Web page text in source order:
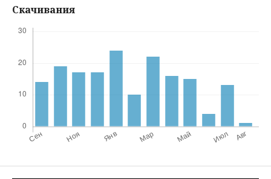
Скачивания